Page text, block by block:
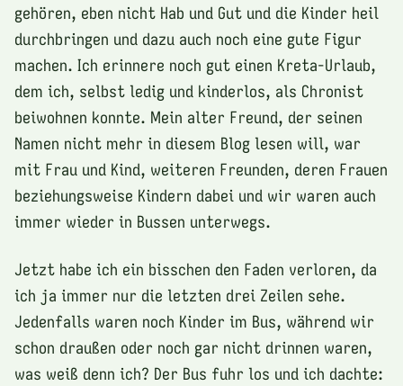
gehören, eben nicht Hab und Gut und die Kinder heil
durchbringen und dazu auch noch eine gute Figur
machen. Ich erinnere noch gut einen Kreta-Urlaub,
dem ich, selbst ledig und kinderlos, als Chronist
beiwohnen konnte. Mein alter Freund, der seinen
Namen nicht mehr in diesem Blog lesen will, war
mit Frau und Kind, weiteren Freunden, deren Frauen
beziehungsweise Kindern dabei und wir waren auch
immer wieder in Bussen unterwegs.
Jetzt habe ich ein bisschen den Faden verloren, da
ich ja immer nur die letzten drei Zeilen sehe.
Jedenfalls waren noch Kinder im Bus, während wir
schon draußen oder noch gar nicht drinnen waren,
was weiß denn ich? Der Bus fuhr los und ich dachte: